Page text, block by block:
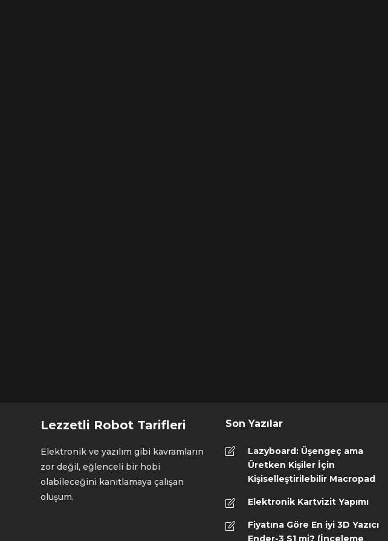
Lezzetli Robot Tarifleri
Elektronik ve yazılım gibi kavramların
zor değil, eğlenceli bir hobi
olabileceğini kanıtlamaya çalışan
oluşum.
Son Yazılar
Lazyboard: Üşengeç ama
Üretken Kişiler İçin
Kişiselleştirilebilir Macropad
Elektronik Kartvizit Yapımı
Fiyatına Göre En iyi 3D Yazıcı
Ender-3 S1 mi? (İnceleme